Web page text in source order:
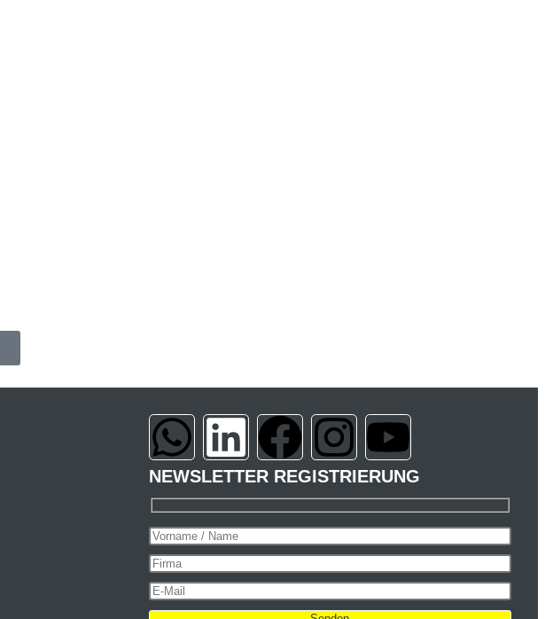
NEWSLETTER REGISTRIERUNG